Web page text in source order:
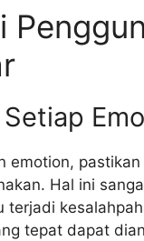
emotion,
Hal ini
tepat dapat